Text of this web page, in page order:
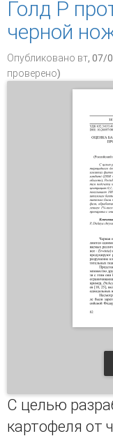
Голд Р
черной
Опубликовано вт, 07/
проверено)
С целью
картофеля от